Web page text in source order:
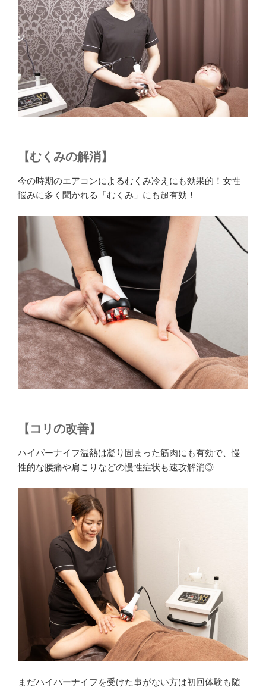
【むくみの解消】
今の時期のエアコンによるむくみ冷えにも効果的！女性
悩みに多く聞かれる「むくみ」にも超有効！
【コリの改善】
ハイパーナイフ温熱は凝り固まった筋肉にも有効で、慢
性的な腰痛や肩こりなどの慢性症状も速攻解消◎
まだハイパーナイフを受けた事がない方は初回体験も随